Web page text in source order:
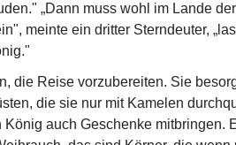
„Dann muss wohl im Lande
meinte ein dritter Sterndeuter,
die Reise vorzubereiten. Sie
die sie nur mit Kamelen
auch Geschenke mitbringen.